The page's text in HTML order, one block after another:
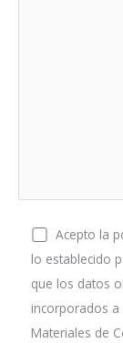
Acepto la
lo establecido
que los datos
incorporados
Materiales de